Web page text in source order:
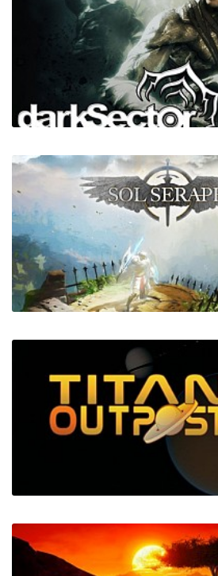
Atlas Architect
Dark Sector
SolSeraph